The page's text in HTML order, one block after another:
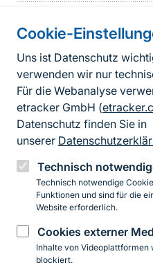
Cookie-
Uns ist Datenschutz
verwenden wir nur
Für die Webanalyse
etracker GmbH (
Datenschutz finden Sie in
unserer
Technisch
Technisch notwendige
Funktionen und sind für die
Website erforderlich.
Cookies externer
Inhalte von Videoplattformen
blockiert.
Informationen zur
Fußzeile
Erklärung
InstagramFacebook